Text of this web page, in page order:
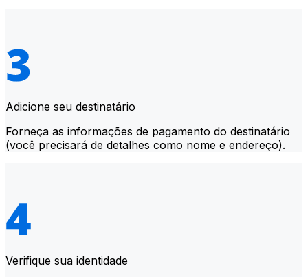
Adicione seu destinatário
Forneça as informações de pagamento do destinatário
(você precisará de detalhes como nome e endereço).
Verifique sua identidade